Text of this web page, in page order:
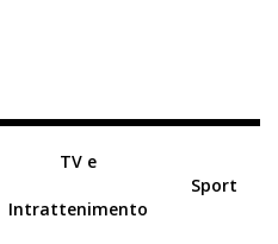
TV e
Intrattenimento
Sport